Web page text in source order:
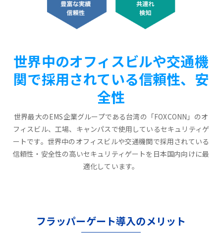
世界中のオフィスビルや交通機
関で採用されている信頼性、安
全性
世界最大のEMS企業グループである台湾の「FOXCONN」のオ
フィスビル、工場、キャンパスで使用しているセキュリティゲ
ートです。世界中のオフィスビルや交通機関で採用されている
信頼性・安全性の高いセキュリティゲートを日本国内向けに最
適化しています。
フラッパーゲート導入のメリット